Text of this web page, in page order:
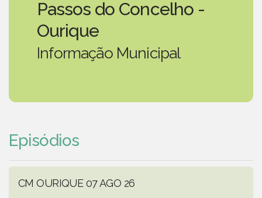
Passos do Concelho -
Ourique
Informação Municipal
Episódios
CM OURIQUE 07 AGO 26